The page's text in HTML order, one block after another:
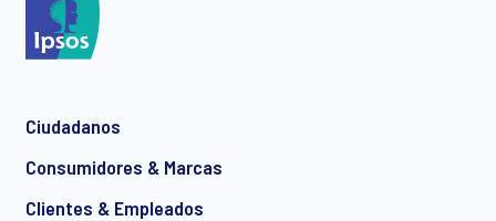
Ciudadanos
Consumidores & Marcas
Clientes & Empleados